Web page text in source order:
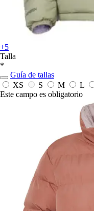
+5
Talla
*
Guía de tallas
XS
S M L
Este campo es obligatorio